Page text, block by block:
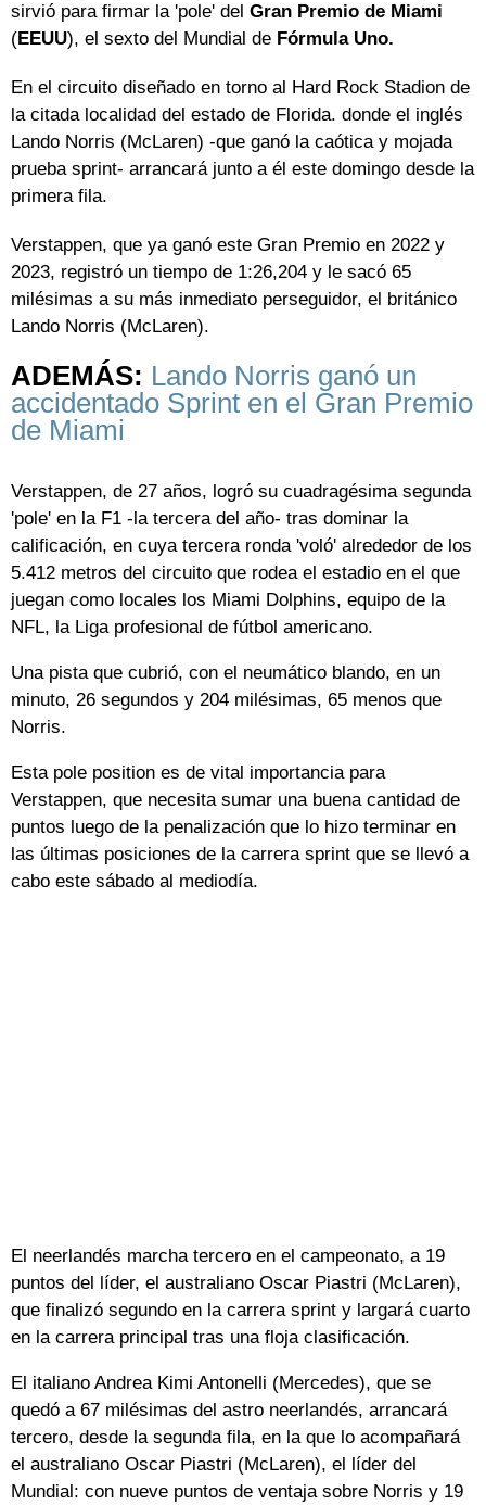
sirvió para firmar la 'pole' del Gran Premio de Miami
(EEUU), el sexto del Mundial de Fórmula Uno.
En el circuito diseñado en torno al Hard Rock Stadion de
la citada localidad del estado de Florida. donde el inglés
Lando Norris (McLaren) -que ganó la caótica y mojada
prueba sprint- arrancará junto a él este domingo desde la
primera fila.
Verstappen, que ya ganó este Gran Premio en 2022 y
2023, registró un tiempo de 1:26,204 y le sacó 65
milésimas a su más inmediato perseguidor, el británico
Lando Norris (McLaren).
ADEMÁS: Lando Norris ganó un
accidentado Sprint en el Gran Premio
de Miami
Verstappen, de 27 años, logró su cuadragésima segunda
'pole' en la F1 -la tercera del año- tras dominar la
calificación, en cuya tercera ronda 'voló' alrededor de los
5.412 metros del circuito que rodea el estadio en el que
juegan como locales los Miami Dolphins, equipo de la
NFL, la Liga profesional de fútbol americano.
Una pista que cubrió, con el neumático blando, en un
minuto, 26 segundos y 204 milésimas, 65 menos que
Norris.
Esta pole position es de vital importancia para
Verstappen, que necesita sumar una buena cantidad de
puntos luego de la penalización que lo hizo terminar en
las últimas posiciones de la carrera sprint que se llevó a
cabo este sábado al mediodía.
El neerlandés marcha tercero en el campeonato, a 19
puntos del líder, el australiano Oscar Piastri (McLaren),
que finalizó segundo en la carrera sprint y largará cuarto
en la carrera principal tras una floja clasificación.
El italiano Andrea Kimi Antonelli (Mercedes), que se
quedó a 67 milésimas del astro neerlandés, arrancará
tercero, desde la segunda fila, en la que lo acompañará
el australiano Oscar Piastri (McLaren), el líder del
Mundial: con nueve puntos de ventaja sobre Norris y 19